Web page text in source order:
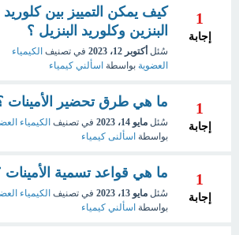
1
إجابة
كيف يمكن التمييز بين كلوريد
البنزين وكلوريد البنزيل ؟
سُئل أكتوبر 12، 2023 في تصنيف الكيمياء
العضوية بواسطة اسألني كيمياء
1
إجابة
ما هي طرق تحضير الأمينات
سُئل مايو 14، 2023 في تصنيف الكيمياء
بواسطة اسألنى كيمياء
1
إجابة
ما هي قواعد تسمية الأمينات
سُئل مايو 13، 2023 في تصنيف الكيمياء
بواسطة اسألني كيمياء